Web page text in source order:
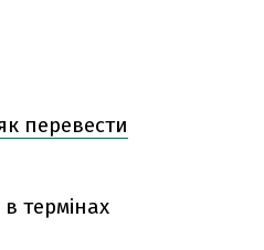
перевести
термінах